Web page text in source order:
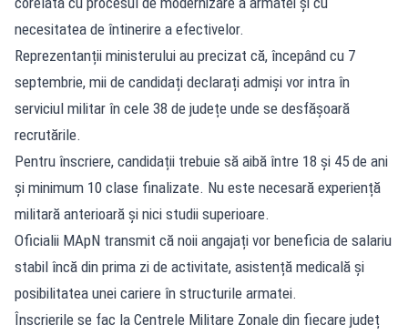
necesitatea de întinerire a efectivelor.
Reprezentanții ministerului au precizat că, începând cu 7
septembrie, mii de candidați declarați admiși vor intra în
serviciul militar în cele 38 de județe unde se desfășoară
recrutările.
Pentru înscriere, candidații trebuie să aibă între 18 și 45 de ani
și minimum 10 clase finalizate. Nu este necesară experiență
militară anterioară și nici studii superioare.
Oficialii MApN transmit că noii angajați vor beneficia de salariu
stabil încă din prima zi de activitate, asistență medicală și
posibilitatea unei cariere în structurile armatei.
Înscrierile se fac la Centrele Militare Zonale din fiecare județ